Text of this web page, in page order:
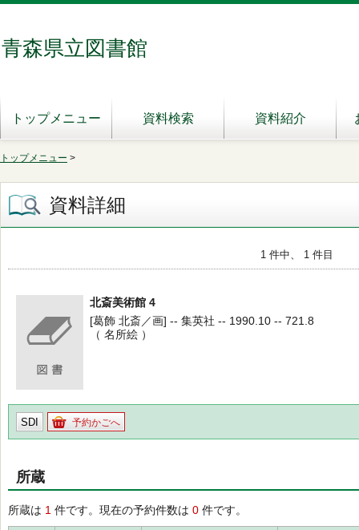
青森県立図書館
トップメニュー 資料検索 資料紹介
トップメニュー >
資料詳細
1 件中、 1 件目
北斎美術館 4
[葛飾 北斎／画] -- 集英社 -- 1990.10 -- 721.8
（ 名所絵 ）
SDI 予約かごへ
所蔵
所蔵は 1 件です。現在の予約件数は 0 件です。